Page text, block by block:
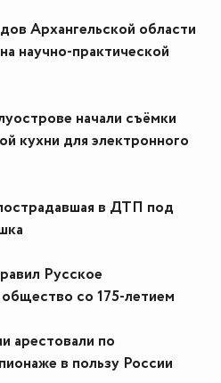
Архангельской области
научно-практической
начали съёмки
кухни для электронного
в ДТП под
Русское
со 175-летием
арестовали по
в пользу России